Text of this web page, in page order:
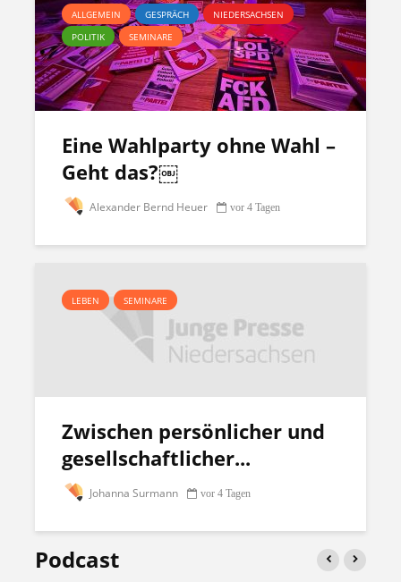
ALLGEMEIN GESPRÄCH
NIEDERSACHSEN
POLITIK
SEMINARE
Eine Wahlparty ohne Wahl –
Geht das?￼
Alexander Bernd Heuer vor 4 Tagen
LEBEN SEMINARE
Zwischen persönlicher und
gesellschaftlicher...
Johanna Surmann vor 4 Tagen
Podcast